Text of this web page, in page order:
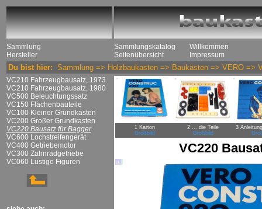
Sammlung
Hersteller
Sammlungskatalog
Seitenübersicht
Willkommen
Impressum
Du bist hier: Sammlung => Holzbaukasten => Baukästen => VERO =>
VC210 Fahrzeugbausatz, 1973
VC210 Fahrzeugbausatz, 1980
VC500 Beleuchtungssatz
VC150 Flächenbauteile
VC100 Kleiner Grundkasten
VC200 Großer Grundkasten
VC220 Bausatz für Bagger
VC600 Lochstreifengerät
VC400 Getriebemotor
VC300 Zahnradgetriebe
VC060 Lustige Figuren
1 Karton
Großbild
2 ... die Teile
Großbild
3
VC220